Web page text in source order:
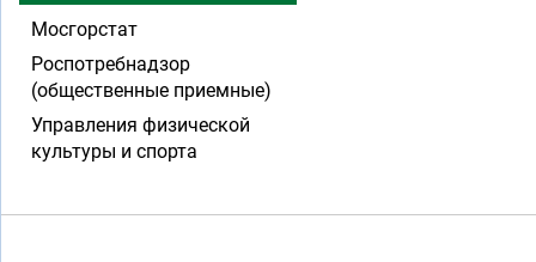
Мосгорстат
Роспотребнадзор
(общественные приемные)
Управления физической
культуры и спорта